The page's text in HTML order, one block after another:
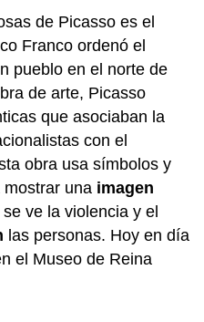
de Picasso es el
Franco ordenó el
pueblo en el norte de
de arte, Picasso
que asociaban la
con el
obra usa símbolos y
una imagen
ve la violencia y el
las personas. Hoy en día
el Museo de Reina